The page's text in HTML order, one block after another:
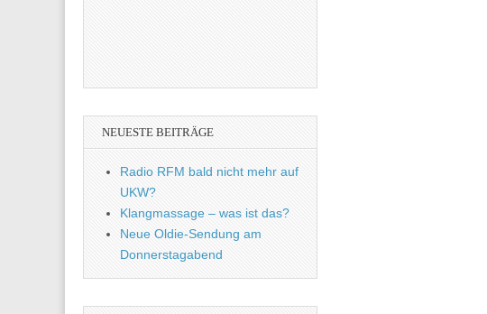
NEUESTE BEITRÄGE
Radio RFM bald nicht mehr auf
UKW?
Klangmassage – was ist das?
Neue Oldie-Sendung am
Donnerstagabend